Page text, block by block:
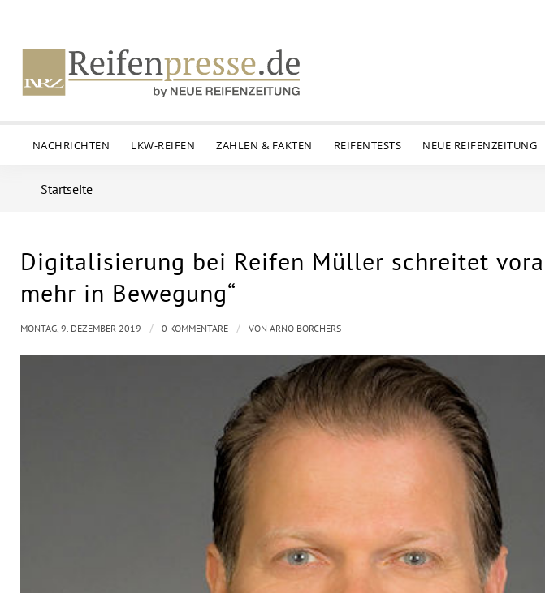
NACHRICHTEN LKW-REIFEN ZAHLEN & FAKTEN REIFENTESTS NEUE REIFENZEITUNG
Startseite
Digitalisierung bei Reifen Müller schreitet
mehr in Bewegung“
MONTAG, 9. DEZEMBER 2019 / 0 KOMMENTARE / VON ARNO BORCHERS